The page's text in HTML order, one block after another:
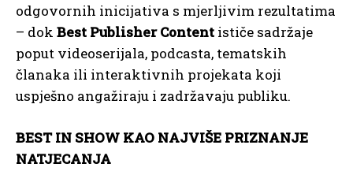
odgovornih inicijativa s mjerljivim rezultatima
– dok Best Publisher Content ističe sadržaje
poput videoserijala, podcasta, tematskih
članaka ili interaktivnih projekata koji
uspješno angažiraju i zadržavaju publiku.
BEST IN SHOW KAO NAJVIŠE PRIZNANJE
NATJECANJA